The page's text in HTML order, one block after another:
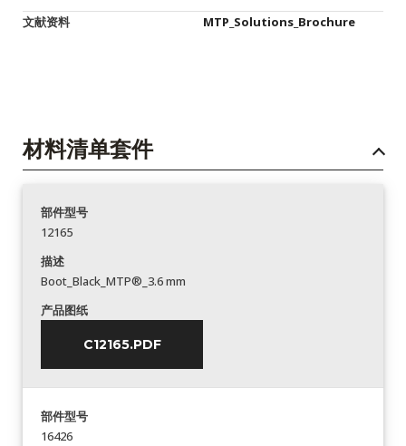
文献资料 MTP_Solutions_Brochure
材料清单套件
部件型号
12165
描述
Boot_Black_MTP®_3.6 mm
产品图纸
C12165.PDF
部件型号
16426